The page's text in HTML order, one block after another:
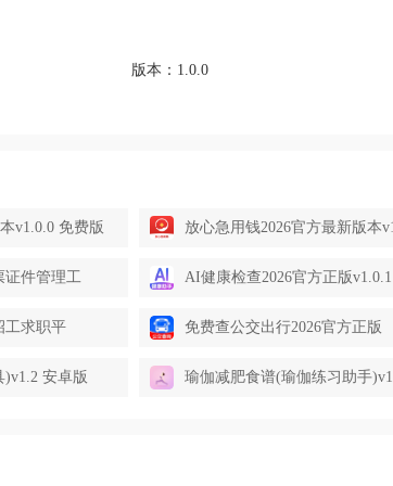
版本： 1.0.0
v1.0.0 免费版 放心急用钱2026官方最新版本
方正版
证件管理工 AI健康检查2026官方正版
工求职平 免费查公交出行2026官方正版
v1.0.1.1002 手机版
安卓版 瑜伽减肥食谱(瑜伽练习助手